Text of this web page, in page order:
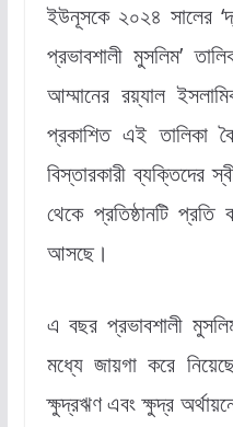
ইউনূসকে ২০২৪ সালের
প্রভাবশালী মুসলিম’
আম্মানের রয়্যাল
প্রকাশিত এই তালিকা
বিস্তারকারী ব্যক্তিদের
থেকে প্রতিষ্ঠানটি
আসছে।
এ বছর প্রভাবশালী
মধ্যে জায়গা করে
ক্ষুদ্রঋণ এবং ক্ষুদ্র